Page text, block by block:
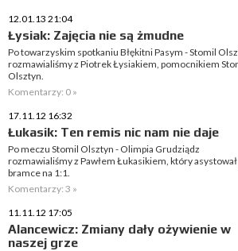
12.01.13 21:04
Łysiak: Zajęcia nie są żmudne
Po towarzyskim spotkaniu Błękitni Pasym - Stomil
rozmawialiśmy z Piotrek Łysiakiem, pomocnikiem
Olsztyn.
Komentarzy: 0 »
17.11.12 16:32
Łukasik: Ten remis nic nam nie daje
Po meczu Stomil Olsztyn - Olimpia Grudziądz
rozmawialiśmy z Pawłem Łukasikiem, który
bramce na 1:1.
Komentarzy: 3 »
11.11.12 17:05
Alancewicz: Zmiany dały ożywienie w
naszej grze